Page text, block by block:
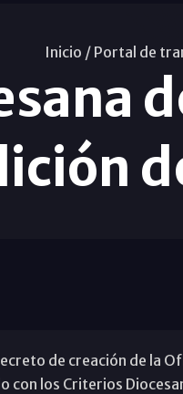
Inicio / Portal de
de creación de la
con los Criterios